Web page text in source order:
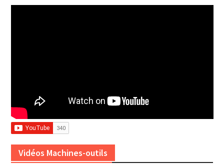
Vidéos Machines-outils